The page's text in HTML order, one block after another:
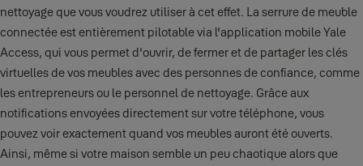
nettoyage que vous voudrez utiliser à cet effet. La serrure de meuble
connectée est entièrement pilotable via l'application mobile Yale
Access, qui vous permet d'ouvrir, de fermer et de partager les clés
virtuelles de vos meubles avec des personnes de confiance, comme
les entrepreneurs ou le personnel de nettoyage. Grâce aux
notifications envoyées directement sur votre téléphone, vous
pouvez voir exactement quand vos meubles auront été ouverts.
Ainsi, même si votre maison semble un peu chaotique alors que